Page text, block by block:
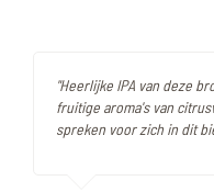
"Heerlijke IPA van deze
fruitige aroma's van
spreken voor zich in dit